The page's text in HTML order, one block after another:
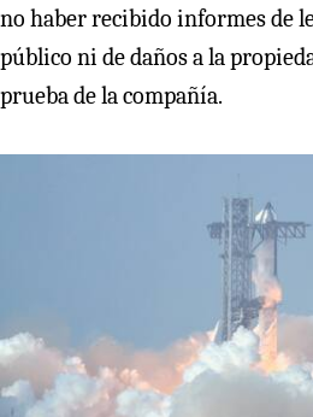
no haber recibido informes de
público ni de daños a la
prueba de la compañía.